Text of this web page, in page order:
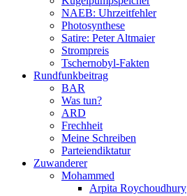
NAEB: Uhrzeitfehler
Photosynthese
Satire: Peter Altmaier
Strompreis
Tschernobyl-Fakten
Rundfunkbeitrag
BAR
Was tun?
ARD
Frechheit
Meine Schreiben
Parteiendiktatur
Zuwanderer
Mohammed
Arpita Roychoudhury